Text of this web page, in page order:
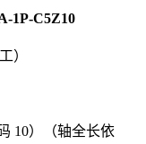
1P-C5Z10
）
10）（轴全长依